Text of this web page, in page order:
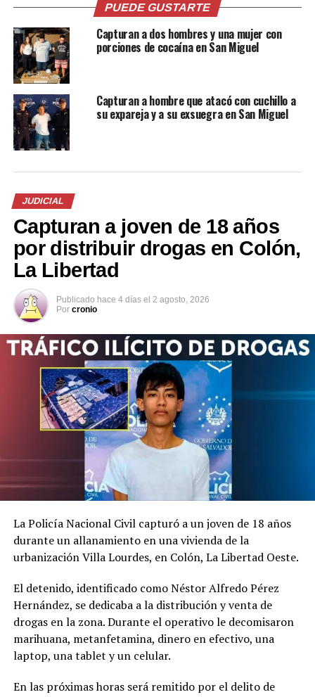
La FGR presentará al imputado en los próximos días
ante las autoridades competentes.
Al hombre se le atribuyen los delitos de utilización de
niñas/os, adolescentes o personas con discapacidad a
través del uso de las Tecnologías de la Información y la
Comunicación (TICS), violación en menor e incapaz
agravada y continuada, y agresión sexual en menor e
incapaz agravada continuada.
Comparte esto:
Facebook X
PUEDE GUSTARTE
Capturan a dos hombres y una mujer con
porciones de cocaína en San Miguel
Capturan a hombre que atacó con cuchillo a
su expareja y a su exsuegra en San Miguel
JUDICIAL
Capturan a joven de 18 años
por distribuir drogas en Colón,
La Libertad
Publicado hace 4 días el 2 agosto, 2026
Por cronio
La Policía Nacional Civil capturó a un joven de 18 años
durante un allanamiento en una vivienda de la
urbanización Villa Lourdes, en Colón, La Libertad Oeste.
El detenido, identificado como Néstor Alfredo Pérez
Hernández, se dedicaba a la distribución y venta de
drogas en la zona. Durante el operativo le decomisaron
marihuana, metanfetamina, dinero en efectivo, una
laptop, una tablet y un celular.
En las próximas horas será remitido por el delito de